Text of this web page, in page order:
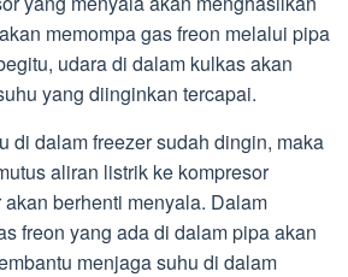
memompa gas freon melalui pipa
udara di dalam kulkas akan
yang diinginkan tercapai.
di dalam freezer sudah dingin, maka
aliran listrik ke kompresor
berhenti menyala. Dalam
freon yang ada di dalam pipa akan
menjaga suhu di dalam